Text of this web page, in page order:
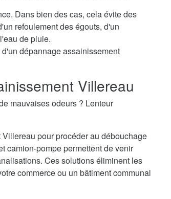
Dans bien des cas, cela évite des
refoulement des égouts, d'un
de pluie.
dépannage assainissement
Villereau
mauvaises odeurs ? Lenteur
pour procéder au débouchage
camion-pompe permettent de venir
Ces solutions éliminent les
commerce ou un bâtiment communal